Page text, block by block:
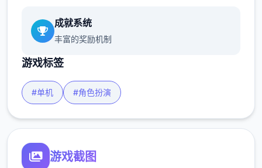
成就系统
丰富的奖励机制
游戏标签
#单机 #角色扮演
游戏截图